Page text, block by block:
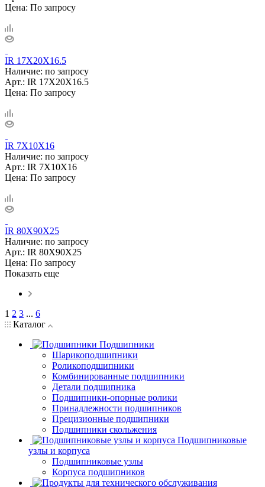
Цена: По запросу
IR 17X20X16.5
Наличие: по запросу
Арт.: IR 17X20X16.5
Цена: По запросу
IR 7X10X16
Наличие: по запросу
Арт.: IR 7X10X16
Цена: По запросу
IR 80X90X25
Наличие: по запросу
Арт.: IR 80X90X25
Цена: По запросу
Показать еще
1 2 3 ... 6
Каталог
Подшипники
Шарикоподшипники
Роликоподшипники
Комбинированные подшипники
Детали подшипника
Подшипники-опорные ролики
Принадлежности подшипников
Прецизионные подшипники
Подшипники скольжения
Подшипниковые
узлы и корпуса
Подшипниковые узлы
Корпуса подшипников